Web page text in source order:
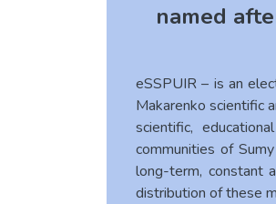
named
eSSPUIR – is an
Makarenko scientific
scientific,
communities of
long-term, constant
distribution of these